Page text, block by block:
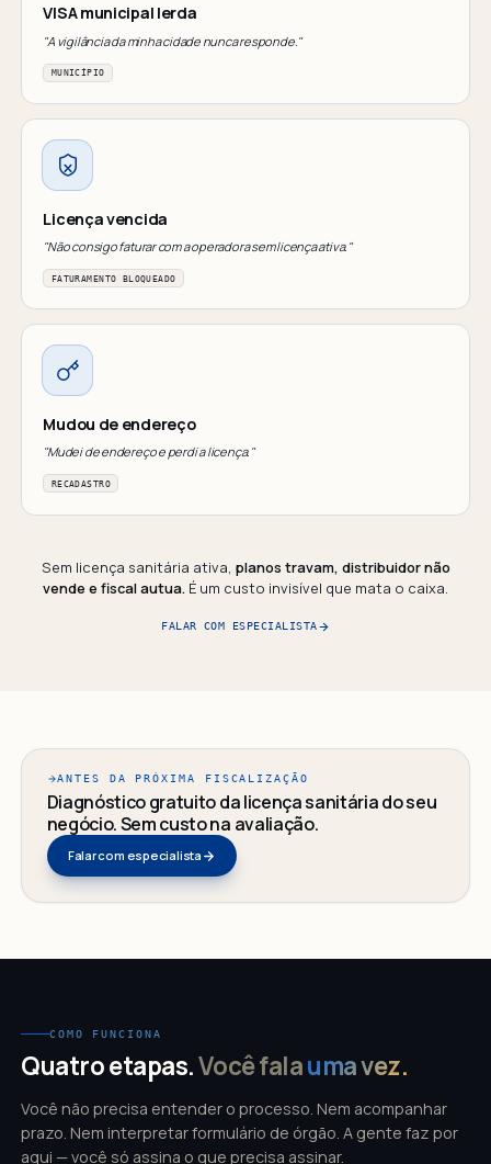
VISA municipal lerda
"A vigilância da minha cidade nunca responde."
MUNICÍPIO
Licença vencida
"Não consigo faturar com a operadora sem licença ativa."
FATURAMENTO BLOQUEADO
Mudou de endereço
"Mudei de endereço e perdi a licença."
RECADASTRO
Sem licença sanitária ativa, planos travam, distribuidor não
vende e fiscal autua. É um custo invisível que mata o caixa.
FALAR COM ESPECIALISTA
ANTES DA PRÓXIMA FISCALIZAÇÃO
Diagnóstico gratuito da licença sanitária do seu
negócio. Sem custo na avaliação.
Falar com especialista
COMO FUNCIONA
Quatro etapas.Você falauma vez.
Você não precisa entender o processo. Nem acompanhar
prazo. Nem interpretar formulário de órgão. A gente faz por
aqui — você só assina o que precisa assinar.